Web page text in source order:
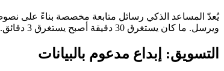
يُعدّ المساعد الذكي رسائل متابعة مخصصة بناءً على
ويرسل. ما كان يستغرق 30 دقيقة أصبح يستغرق 3 دقائق.
التسويق: إبداع مدعوم بالبيانات